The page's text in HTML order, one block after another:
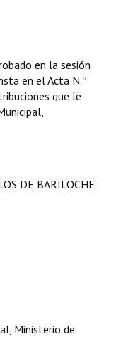
en la sesión
en el Acta N.º
que le
DE BARILOCHE
Ministerio de